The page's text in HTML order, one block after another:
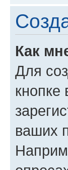
Как
Для
ваших